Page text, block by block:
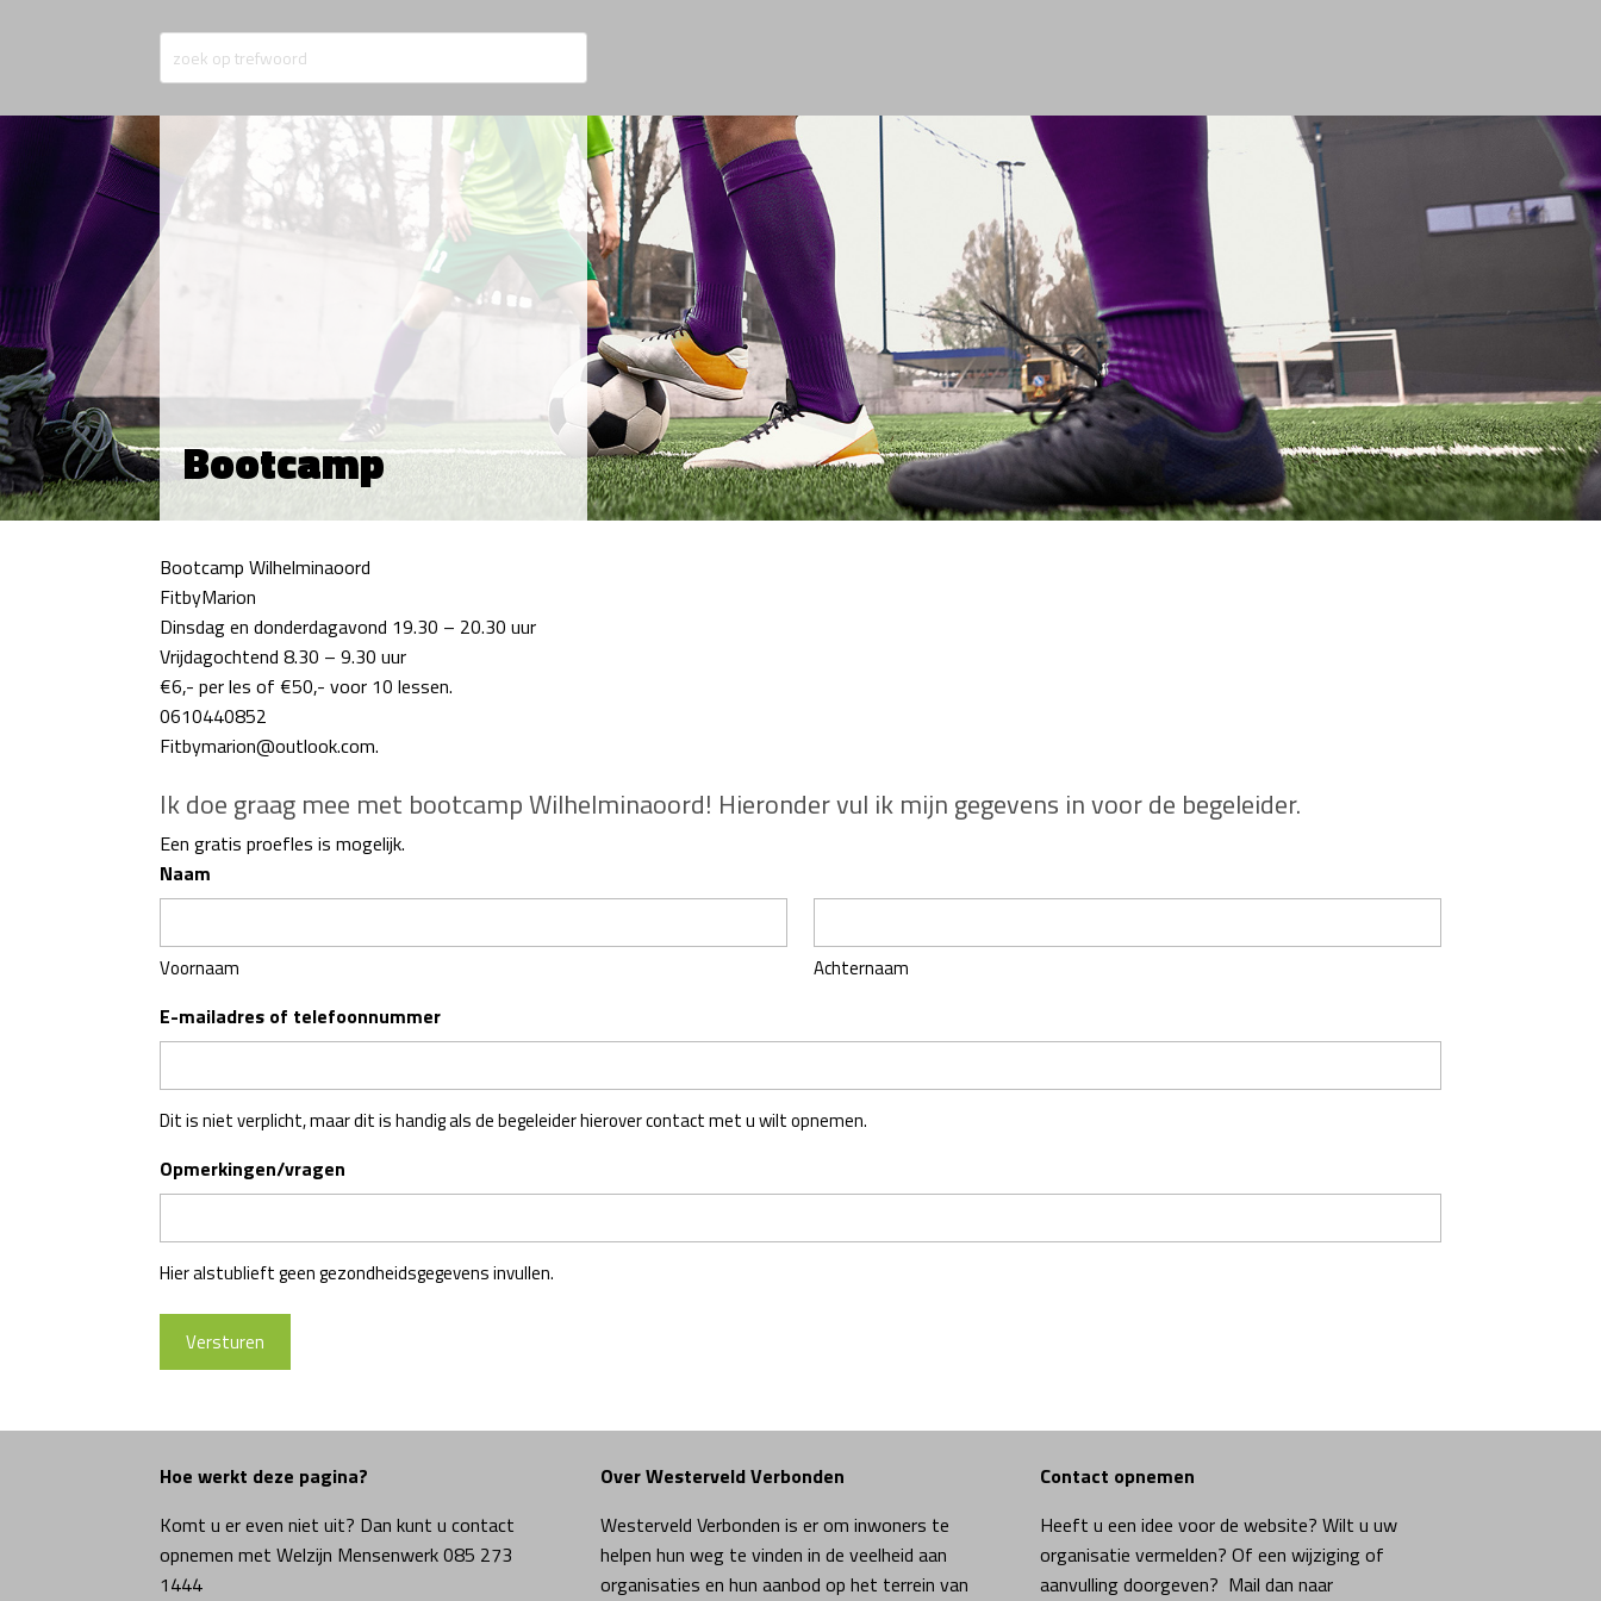
Bootcamp
Bootcamp Wilhelminaoord
FitbyMarion
Dinsdag en donderdagavond 19.30 – 20.30 uur
Vrijdagochtend 8.30 – 9.30 uur
€6,- per les of €50,- voor 10 lessen.
0610440852
Fitbymarion@outlook.com.
Ik doe graag mee met bootcamp Wilhelminaoord! Hieronder vul ik mijn gegevens in voor de begeleider.
Een gratis proefles is mogelijk.
Naam
Voornaam Achternaam
E-mailadres of telefoonnummer
Dit is niet verplicht, maar dit is handig als de begeleider hierover contact met u wilt opnemen.
Opmerkingen/vragen
Hier alstublieft geen gezondheidsgegevens invullen.
Hoe werkt deze pagina?
Komt u er even niet uit? Dan kunt u contact
opnemen met Welzijn Mensenwerk 085 273
1444
Over Westerveld Verbonden
Westerveld Verbonden is er om inwoners te
helpen hun weg te vinden in de veelheid aan
organisaties en hun aanbod op het terrein van
Contact opnemen
Heeft u een idee voor de website? Wilt u uw
organisatie vermelden? Of een wijziging of
aanvulling doorgeven? Mail dan naar